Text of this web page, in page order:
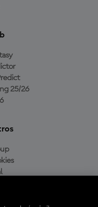
25/26